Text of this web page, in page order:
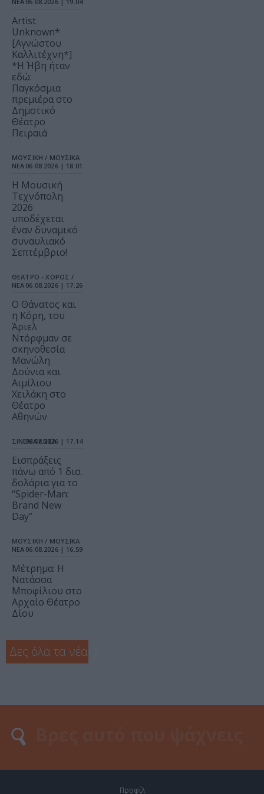
Artist
Unknown*
[Αγνώστου
Καλλιτέχνη*]
*Η Ήβη ήταν
εδώ:
Παγκόσμια
πρεμιέρα στο
Δημοτικό
Θέατρο
Πειραιά
ΜΟΥΣΙΚΗ / ΜΟΥΣΙΚΑ
ΝΕΑ 06.08.2026 | 18.01
Η Μουσική
Τεχνόπολη
2026
υποδέχεται
έναν δυναμικό
συναυλιακό
Σεπτέμβριο!
ΘΕΑΤΡΟ - ΧΟΡΟΣ /
ΝΕΑ 06.08.2026 | 17.26
Ο Θάνατος και
η Κόρη, του
Άριελ
Ντόρφμαν σε
σκηνοθεσία
Μανώλη
Δούνια και
Αιμίλιου
Χειλάκη στο
Θέατρο
Αθηνών
ΣΙΝΕΜΑ / ΝΕΑ
06.08.2026 | 17.14
Εισπράξεις
πάνω από 1 δισ.
δολάρια για το
“Spider-Man:
Brand New
Day”
ΜΟΥΣΙΚΗ / ΜΟΥΣΙΚΑ
ΝΕΑ 06.08.2026 | 16.59
Μέτρημα: Η
Νατάσσα
Μποφίλιου στο
Αρχαίο Θέατρο
Δίου
Δες όλα τα νέα
Προφίλ